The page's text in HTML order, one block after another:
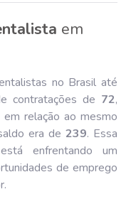
em
no Brasil até
contratações de 72,
em relação ao mesmo
era de 239. Essa
enfrentando um
de emprego